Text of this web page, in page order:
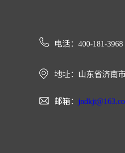
电话：400-181-3968
地址：山东省济南
邮箱：